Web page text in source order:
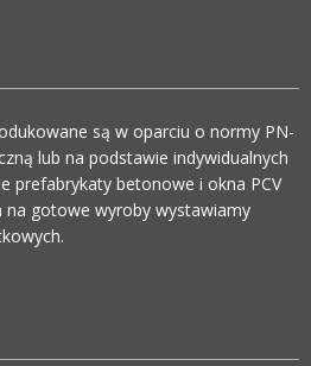
są w oparciu o normy PN-
lub na podstawie indywidualnych
prefabrykaty betonowe i okna PCV
gotowe wyroby wystawiamy